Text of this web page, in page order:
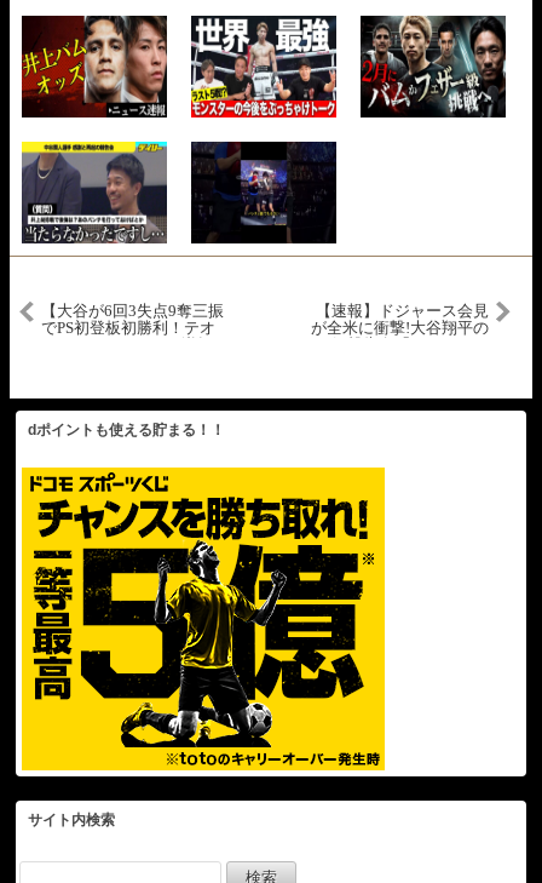
【大谷が6回3失点9奪三振
でPS初登板初勝利！テオ
録！】ドジャースvsフィ
リーズ MLB2025 ディビジ
ョンシリーズ第1戦 10.5
【速報】ドジャース会見
が全米に衝撃!大谷翔平の
dポイントも使える貯まる！！
サイト内検索